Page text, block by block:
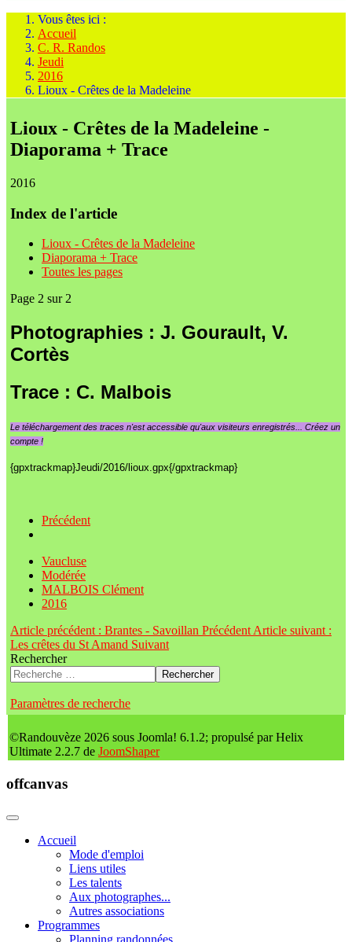
Vous êtes ici :
Accueil
C. R. Randos
Jeudi
2016
Lioux - Crêtes de la Madeleine
Lioux - Crêtes de la Madeleine -
Diaporama + Trace
2016
Index de l'article
Lioux - Crêtes de la Madeleine
Diaporama + Trace
Toutes les pages
Page 2 sur 2
Photographies : J. Gourault, V.
Cortès
Trace : C. Malbois
Le téléchargement des traces n'est accessible qu'aux visiteurs enregistrés... Créez un
compte !
{gpxtrackmap}Jeudi/2016/lioux.gpx{/gpxtrackmap}
Précédent
Vaucluse
Modérée
MALBOIS Clément
2016
Article précédent : Brantes - Savoillan Précédent Article suivant :
Les crêtes du St Amand Suivant
Rechercher
Rechercher
Paramètres de recherche
©Randouvèze 2026 sous Joomla! 6.1.2; propulsé par Helix
Ultimate 2.2.7 de JoomShaper
offcanvas
Accueil
Mode d'emploi
Liens utiles
Les talents
Aux photographes...
Autres associations
Programmes